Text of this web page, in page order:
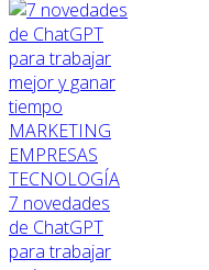
MARKETING
EMPRESAS
TECNOLOGÍA
7 novedades
de ChatGPT
para trabajar